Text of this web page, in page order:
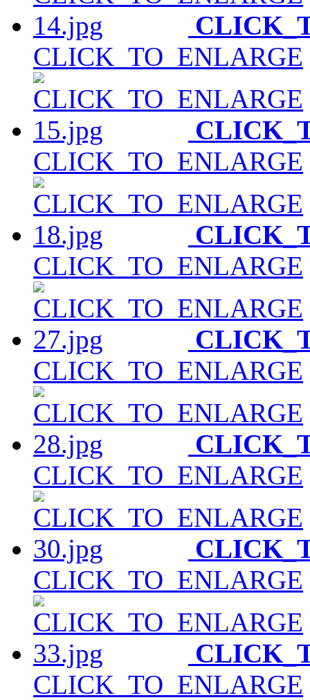
CLICK_TO_ENLARGE
CLICK_TO_ENLARGE
CLICK_TO_ENLARGE
CLICK_TO_ENLARGE
CLICK_TO_ENLARGE
CLICK_TO_ENLARGE
CLICK_TO_ENLARGE